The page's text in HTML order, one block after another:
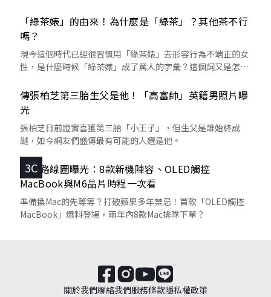
「綠茶婊」的由來！為什麼是「綠茶」？其他茶不行
嗎？
現今這個時代已經很習慣用「綠茶婊」去形容行為不端正的女
性，是什麼時候「綠茶婊」成了罵人的字彙？這個詞又是怎麼
傳張柏芝第三胎生父是他！「高富帥」英籍男照片曝
光
張柏芝日前證實喜獲第三胎「小王子」，但生父是誰始終成
謎，如今網友們盛傳最有可能的人選是他。
3C
蘋果路線圖曝光：8款新機陣容、OLED觸控
MacBook與M6晶片時程一次看
準備換Mac的先等等？打破蘋果多年禁忌！首款「OLED觸控
MacBook」爆料登場，兩年內8款Mac排隊下單？
關於我們聯絡我們服務條款隱私權政策